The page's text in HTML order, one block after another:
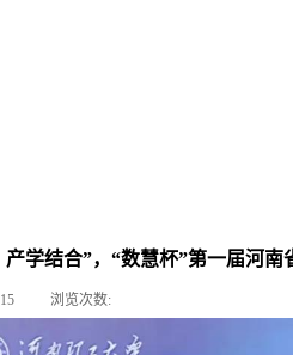
产学结合”，“数慧杯”第一届河
浏览次数: